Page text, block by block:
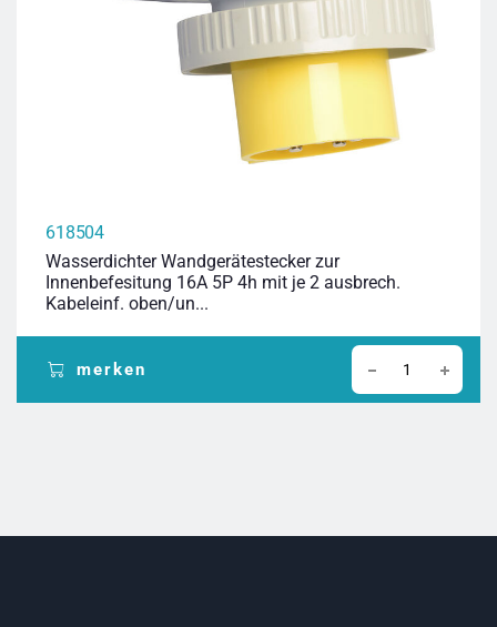
618504
Wasserdichter Wandgerätestecker zur
Innenbefesitung 16A 5P 4h mit je 2 ausbrech.
Kabeleinf. oben/un...
merken